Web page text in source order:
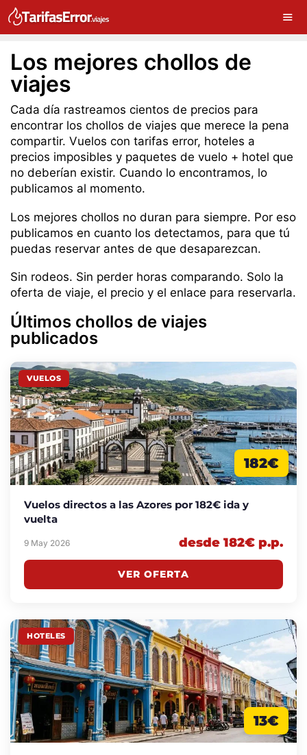
Los mejores chollos de
viajes
Cada día rastreamos cientos de precios para
encontrar los chollos de viajes que merece la pena
compartir. Vuelos con tarifas error, hoteles a
precios imposibles y paquetes de vuelo + hotel que
no deberían existir. Cuando lo encontramos, lo
publicamos al momento.
Los mejores chollos no duran para siempre. Por eso
publicamos en cuanto los detectamos, para que tú
puedas reservar antes de que desaparezcan.
Sin rodeos. Sin perder horas comparando. Solo la
oferta de viaje, el precio y el enlace para reservarla.
Últimos chollos de viajes
publicados
VUELOS
182€
Vuelos directos a las Azores por 182€ ida y
vuelta
9 May 2026 desde 182€ p.p.
VER OFERTA
HOTELES
13€